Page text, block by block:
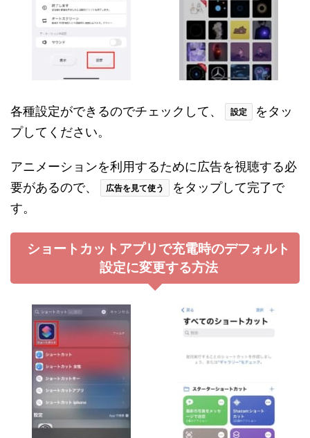
各種設定ができるのでチェックして、 設定
をタッ
プしてください。
アニメーションを利用するために広告を視聴する必
要があるので、
広告を見て使う
をタップして完了で
す。
ショートカットアプリで充電時のデフォルト
設定に変更する方法